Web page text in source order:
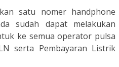
satu nomer handphone
sudah dapat melakukan
ke semua operator pulsa
serta Pembayaran Listrik